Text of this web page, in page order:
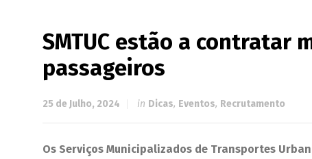
SMTUC estão a
passageiros
25 de Julho, 2024 in Dicas, Eventos, Recrutamento
Os Serviços Municipalizados de Transportes